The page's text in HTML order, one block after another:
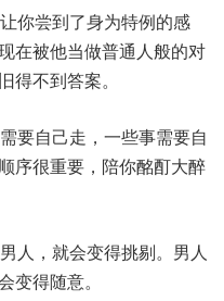
你尝到了身为特例的感
在被他当做普通人般的对
得不到答案。
要自己走，一些事需要自
序很重要，陪你酩酊大醉
人，就会变得挑剔。男人
变得随意。